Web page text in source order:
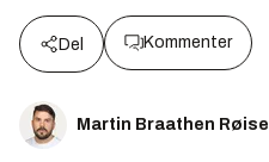
Del Kommenter
Martin Braathen Røise